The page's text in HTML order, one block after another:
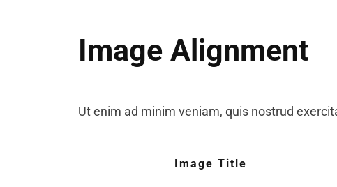
Image Alignment
Ut enim ad minim veniam, quis nostrud
Image Title